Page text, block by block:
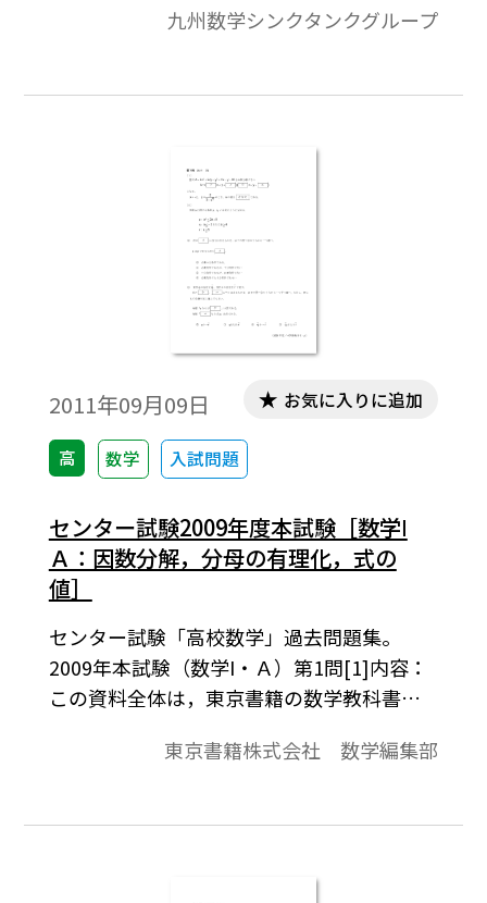
質問集」に継いで，久しぶりの本稿掲載に
九州数学シンクタンクグループ
2011年09月09日
高 数学 入試問題
お気に入りに追加
センター試験2009年度本試験［数学Ⅰ
Ａ：因数分解，分母の有理化，式の
値］
センター試験「高校数学」過去問題集。
2009年本試験（数学I・Ａ）第1問[1]内容：
この資料全体は，東京書籍の数学教科書の
センター試験問題を分類したものです。この
題と解答で構成されています。※コピーし
東京書籍株式会社 数学編集部